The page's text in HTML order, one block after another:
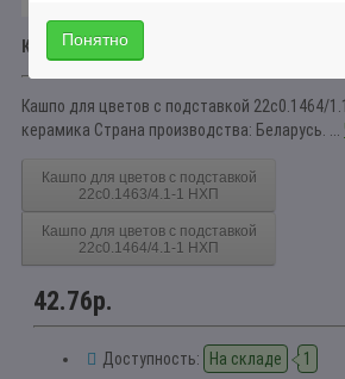
Краткое описание
Кашпо для цветов с подставкой 22с0.1464/
керамика Страна производства: Беларусь. ...
Кашпо для цветов с подставкой
22с0.1463/4.1-1 НХП
Кашпо для цветов с подставкой
22с0.1464/4.1-1 НХП
42.76р.
Доступность: На складе 1
Понятно